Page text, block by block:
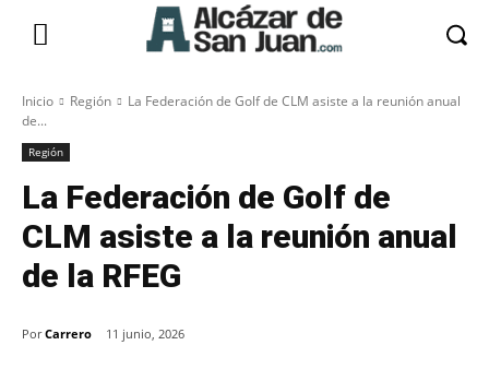
Inicio Región
La Federación de Golf de CLM asiste a la reunión anual
de...
Región
La Federación de Golf de
CLM asiste a la reunión anual
de la RFEG
Por Carrero 11 junio, 2026